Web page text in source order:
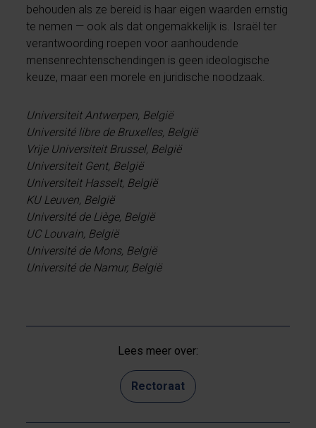
behouden als ze bereid is haar eigen waarden ernstig
te nemen — ook als dat ongemakkelijk is. Israël ter
verantwoording roepen voor aanhoudende
mensenrechtenschendingen is geen ideologische
keuze, maar een morele en juridische noodzaak.
Universiteit Antwerpen, België
Université libre de Bruxelles, België
Vrije Universiteit Brussel, België
Universiteit Gent, België
Universiteit Hasselt, België
KU Leuven, België
Université de Liège, België
UC Louvain, België
Université de Mons, België
Université de Namur, België
Lees meer over:
Rectoraat